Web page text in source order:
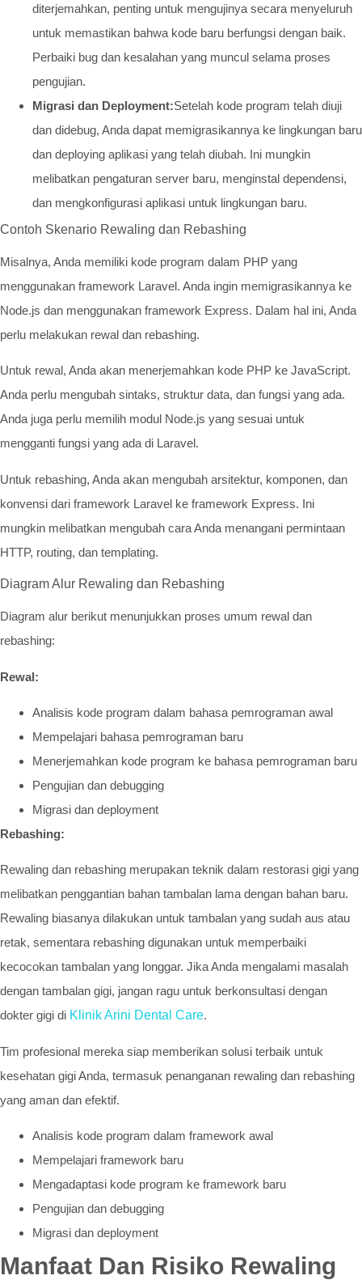
diterjemahkan, penting untuk mengujinya secara menyeluruh
untuk memastikan bahwa kode baru berfungsi dengan baik.
Perbaiki bug dan kesalahan yang muncul selama proses
pengujian.
Migrasi dan Deployment:Setelah kode program telah diuji
dan didebug, Anda dapat memigrasikannya ke lingkungan baru
dan deploying aplikasi yang telah diubah. Ini mungkin
melibatkan pengaturan server baru, menginstal dependensi,
dan mengkonfigurasi aplikasi untuk lingkungan baru.
Contoh Skenario Rewaling dan Rebashing
Misalnya, Anda memiliki kode program dalam PHP yang
menggunakan framework Laravel. Anda ingin memigrasikannya ke
Node.js dan menggunakan framework Express. Dalam hal ini, Anda
perlu melakukan rewal dan rebashing.
Untuk rewal, Anda akan menerjemahkan kode PHP ke JavaScript.
Anda perlu mengubah sintaks, struktur data, dan fungsi yang ada.
Anda juga perlu memilih modul Node.js yang sesuai untuk
mengganti fungsi yang ada di Laravel.
Untuk rebashing, Anda akan mengubah arsitektur, komponen, dan
konvensi dari framework Laravel ke framework Express. Ini
mungkin melibatkan mengubah cara Anda menangani permintaan
HTTP, routing, dan templating.
Diagram Alur Rewaling dan Rebashing
Diagram alur berikut menunjukkan proses umum rewal dan
rebashing:
Rewal:
Analisis kode program dalam bahasa pemrograman awal
Mempelajari bahasa pemrograman baru
Menerjemahkan kode program ke bahasa pemrograman baru
Pengujian dan debugging
Migrasi dan deployment
Rebashing:
Rewaling dan rebashing merupakan teknik dalam restorasi gigi yang
melibatkan penggantian bahan tambalan lama dengan bahan baru.
Rewaling biasanya dilakukan untuk tambalan yang sudah aus atau
retak, sementara rebashing digunakan untuk memperbaiki
kecocokan tambalan yang longgar. Jika Anda mengalami masalah
dengan tambalan gigi, jangan ragu untuk berkonsultasi dengan
dokter gigi di Klinik Arini Dental Care.
Tim profesional mereka siap memberikan solusi terbaik untuk
kesehatan gigi Anda, termasuk penanganan rewaling dan rebashing
yang aman dan efektif.
Analisis kode program dalam framework awal
Mempelajari framework baru
Mengadaptasi kode program ke framework baru
Pengujian dan debugging
Migrasi dan deployment
Manfaat Dan Risiko Rewaling